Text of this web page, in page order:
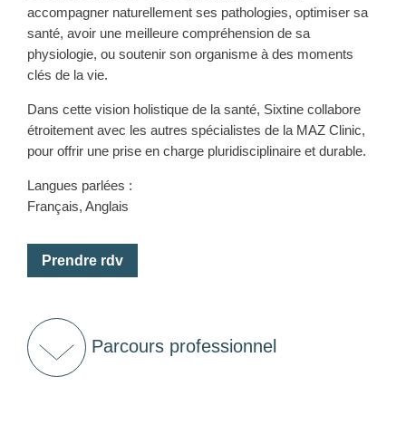
accompagner naturellement ses pathologies, optimiser sa
santé, avoir une meilleure compréhension de sa
physiologie, ou soutenir son organisme à des moments
clés de la vie.
Dans cette vision holistique de la santé, Sixtine collabore
étroitement avec les autres spécialistes de la MAZ Clinic,
pour offrir une prise en charge pluridisciplinaire et durable.
Langues parlées :
Français, Anglais
Prendre rdv
Parcours professionnel